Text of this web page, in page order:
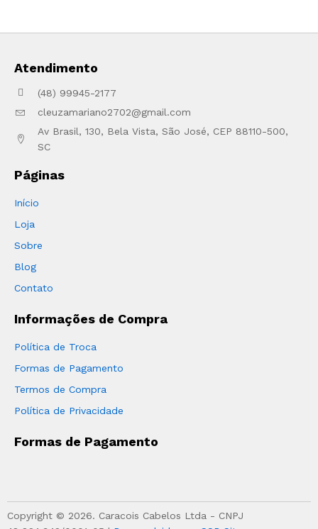
Atendimento
(48) 99945-2177
cleuzamariano2702@gmail.com
Av Brasil, 130, Bela Vista, São José, CEP 88110-500,
SC
Páginas
Início
Loja
Sobre
Blog
Contato
Informações de Compra
Política de Troca
Formas de Pagamento
Termos de Compra
Política de Privacidade
Formas de Pagamento
Copyright © 2026. Caracois Cabelos Ltda - CNPJ